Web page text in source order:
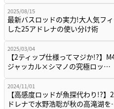
2025/08/15
最新バスロッドの実力!大人気フ
した25アドレナの使い分け術
2025/03/04
【2ティップ仕様ってマジか!?】
ジャッカル×シマノの究極ロッ…
2024/11/01
【高感度ロッドが魚探代わり!?】
ドレナで水野浩聡が秋の高滝湖